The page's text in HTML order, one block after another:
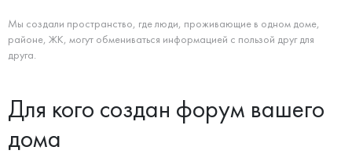
Мы создали пространство, где люди, проживающие в одном доме,
районе, ЖК, могут обмениваться информацией с пользой друг для
друга.
Для кого создан форум вашего
дома